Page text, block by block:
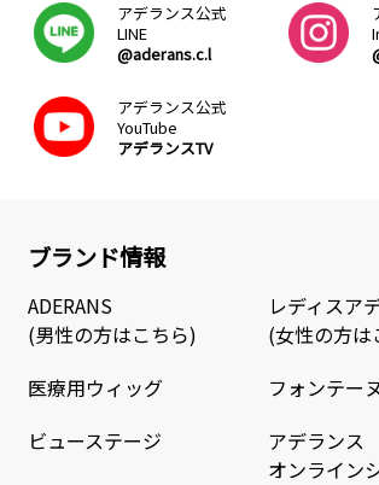
アデランス公式
LINE
@aderans.c.l
アデランス公式
YouTube
アデランスTV
ブランド情報
ADERANS
(男性の方はこちら)
レディスア
(女性の方は
医療用ウィッグ
フォンテーヌ
ビューステージ
アデランス
オンライン